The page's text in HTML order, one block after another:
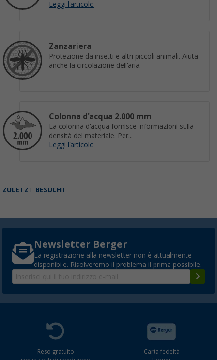
Leggi l'articolo
Zanzariera
Protezione da insetti e altri piccoli animali. Aiuta
anche la circolazione dell'aria.
Colonna d'acqua 2.000 mm
La colonna d'acqua fornisce informazioni sulla
densità del materiale. Per...
Leggi l'articolo
ZULETZT BESUCHT
Newsletter Berger
La registrazione alla newsletter non è attualmente
disponibile. Risolveremo il problema il prima possibile.
Reso gratuito
Carta fedeltà